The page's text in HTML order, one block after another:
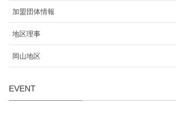
加盟団体情報
地区理事
岡山地区
EVENT